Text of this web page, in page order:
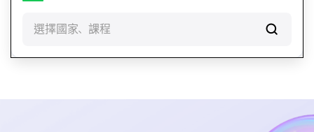
選擇國家、課程